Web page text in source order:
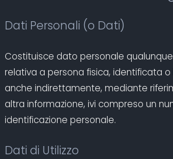
Dati Personali (o Dati)
Costituisce dato personale
relativa a persona fisica, identificata o
anche indirettamente, mediante
altra informazione, ivi compreso un
identificazione personale.
Dati di Utilizzo